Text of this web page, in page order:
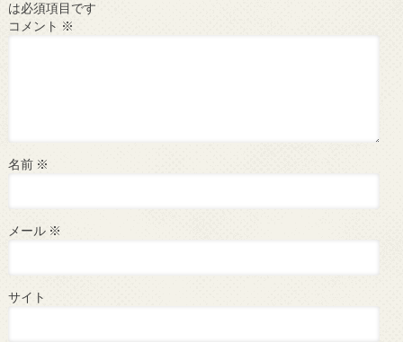
は必須項目です
コメント ※
名前 ※
メール ※
サイト